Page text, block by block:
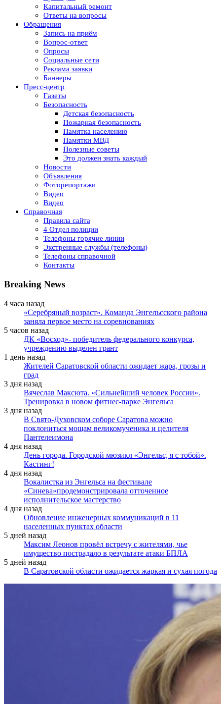
Капитальный ремонт
Ответы на вопросы
Обращения
Запись на приём
Вопрос-ответ
Опросы
Социальные сети
Реклама заявки
Баннеры
Пресс-центр
Газеты
Безопасность
Детская безопасность
Пожарная безопасность
Памятка населению
Памятки МВД
Полезные советы
Это должен знать каждый
Новости
Объявления
Фоторепортажи
Видео
Видео
Справочная
Правила сайта
4 Отдел полиции
Телефоны горячие линии
Экстренные службы (телефоны)
Телефоны справочной
Контакты
Breaking News
4 часа назад
«Серебряный возраст». Команда Энгельсского района
заняла первое место на соревнованиях
5 часов назад
ДК «Восход»- победитель федерального конкурса,
учреждению выделен грант
1 день назад
Жителей Саратовской области ожидает жара, грозы и
град
3 дня назад
Вячеслав Максюта. «Сильнейший человек России».
Тренировка в новом фитнес-парке Энгельса
3 дня назад
В Свято-Духовском соборе Саратова можно
поклониться мощам великомученика и целителя
Пантелеимона
4 дня назад
День города. Городской мюзикл «Энгельс, я с тобой».
Кастинг!
4 дня назад
Вокалистка из Энгельса на фестивале
«Синева»продемонстрировала отточенное
исполнительское мастерство
4 дня назад
Обновление инженерных коммуникаций в 11
населенных пунктах области
5 дней назад
Максим Леонов провёл встречу с жителями, чье
имущество пострадало в результате атаки БПЛА
5 дней назад
В Саратовской области ожидается жаркая и сухая погода